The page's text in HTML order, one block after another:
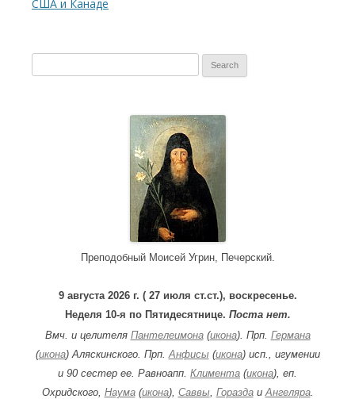
США и Канаде
Преподобный Моисей Угрин, Печерский.
9 августа 2026 г. ( 27 июля ст.ст.), воскресенье.
Неделя 10-я по Пятидесятнице. Поста нет.
Вмч. и целителя Пантелеимона(икона). Прп. Германа
(икона) Аляскинского. Прп. Анфисы(икона) исп., игумении
и 90 сестер ее. Равноапп. Климента (икона), еп.
Охридского, Наума(икона), Саввы, Гораздаи Ангеляра.